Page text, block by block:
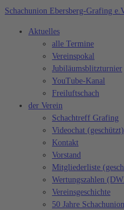
Zum
springen
Schachunion Ebersberg-Grafing
Aktuelles
alle Termine
Vereinspokal
Jubiläumsblitzturnier
YouTube-Kanal
Freiluftschach
der Verein
Schachtreff Grafing
Videochat (geschützt)
Kontakt
Vorstand
Mitgliederliste
Wertungszahlen
Vereinsgeschichte
50 Jahre Schachunion